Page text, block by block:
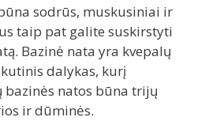
sodrūs, muskusiniai ir
taip pat galite suskirstyti
Bazinė nata yra kvepalų
dalykas, kurį
bazinės natos būna trijų
ir dūminės.